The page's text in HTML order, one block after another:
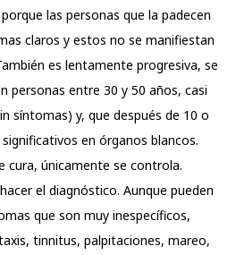
las personas que la padecen
claros y estos no se manifiestan
es lentamente progresiva, se
personas entre 30 y 50 años, casi
síntomas) y, que después de 10 o
en órganos blancos.
cura, únicamente se controla.
el diagnóstico. Aunque pueden
que son muy inespecíficos,
tinnitus, palpitaciones, mareo,